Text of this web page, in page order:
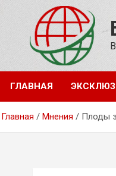
содержимому
ГЛАВНАЯ
Главная Мнения Плоды